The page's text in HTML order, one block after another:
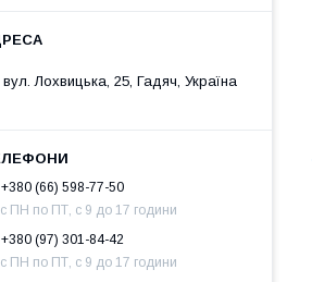
вул. Лохвицька, 25, Гадяч, Україна
+380 (66) 598-77-50
с ПН по ПТ, с 9 до 17 години
+380 (97) 301-84-42
с ПН по ПТ, с 9 до 17 години